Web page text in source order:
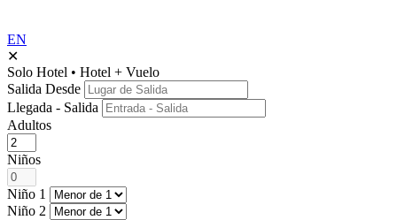
EN
✕
Solo Hotel • Hotel + Vuelo
Salida Desde
Llegada - Salida
Adultos
Niños
Niño 1
Niño 2